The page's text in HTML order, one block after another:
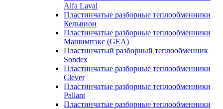
Alfa Laval
Пластинчатые разборные теплообменники
Кельвион
Пластинчатые разборные теплообменники
Машимпэкс (GEA)
Пластинчатый разборный теплообменник
Sondex
Пластинчатые разборные теплообменники
Clever
Пластинчатые разборные теплообменники
Pallant
Пластинчатые разборные теплообменники